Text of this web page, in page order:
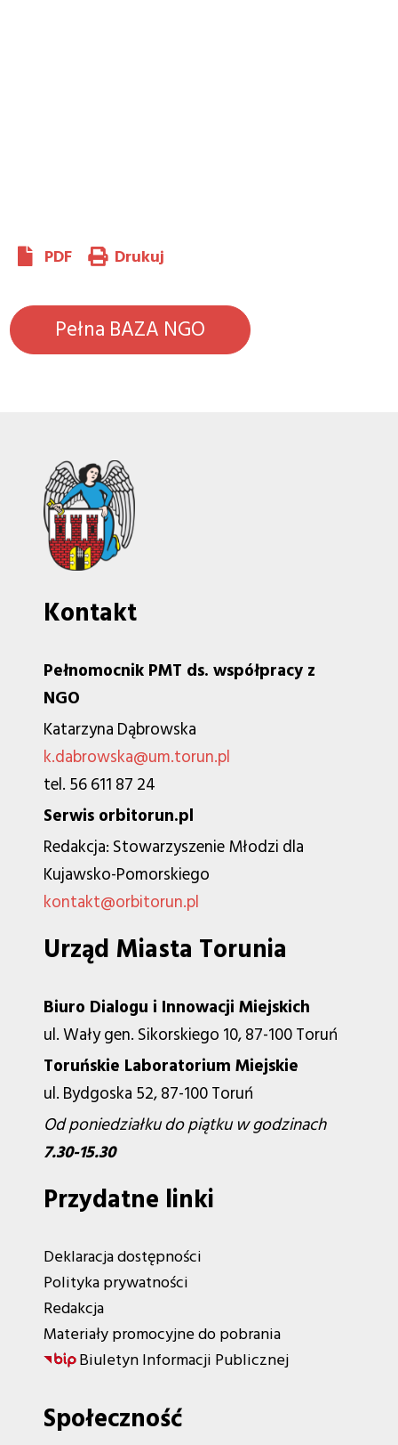
PDF Drukuj
Pełna BAZA NGO
Kontakt
Pełnomocnik PMT ds. współpracy z
NGO
Katarzyna Dąbrowska
k.dabrowska@um.torun.pl
tel. 56 611 87 24
Serwis orbitorun.pl
Redakcja: Stowarzyszenie Młodzi dla
Kujawsko-Pomorskiego
kontakt@orbitorun.pl
Urząd Miasta Torunia
Biuro Dialogu i Innowacji Miejskich
ul. Wały gen. Sikorskiego 10, 87-100 Toruń
Toruńskie Laboratorium Miejskie
ul. Bydgoska 52, 87-100 Toruń
Od poniedziałku do piątku w godzinach
7.30-15.30
Przydatne linki
Deklaracja dostępności
Polityka prywatności
Redakcja
Materiały promocyjne do pobrania
Biuletyn Informacji Publicznej
Społeczność